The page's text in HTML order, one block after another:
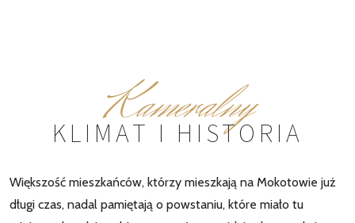
Kameralny
KLIMAT I HISTORIA
Większość mieszkańców, którzy mieszkają na Mokotowie już
długi czas, nadal pamiętają o powstaniu, które miało tu